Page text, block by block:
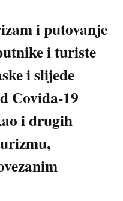
i putovanje
i turiste
i slijede
Covida-19
i drugih